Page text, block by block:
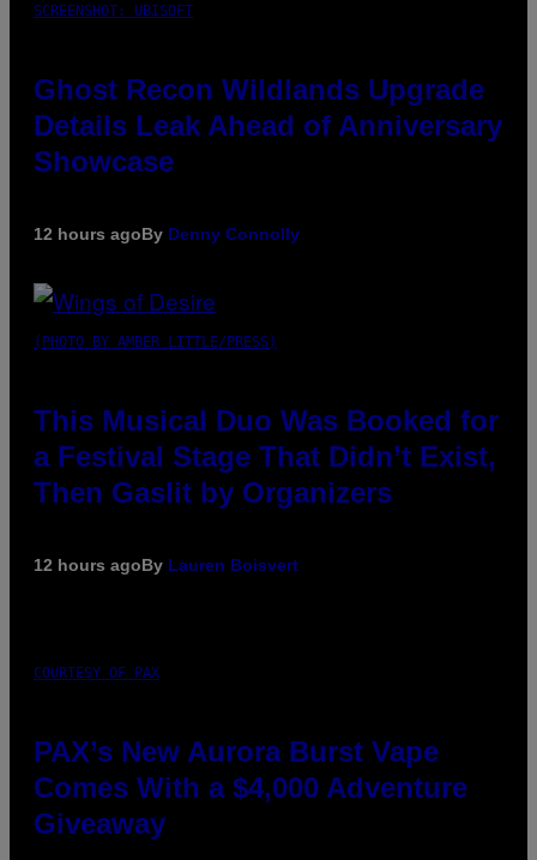
SCREENSHOT: UBISOFT
Ghost Recon Wildlands Upgrade
Details Leak Ahead of Anniversary
Showcase
12 hours agoBy Denny Connolly
(PHOTO BY AMBER LITTLE/PRESS)
This Musical Duo Was Booked for
a Festival Stage That Didn’t Exist,
Then Gaslit by Organizers
12 hours agoBy Lauren Boisvert
COURTESY OF PAX
PAX’s New Aurora Burst Vape
Comes With a $4,000 Adventure
Giveaway